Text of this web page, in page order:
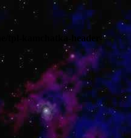
tpl-kamchatka-header-